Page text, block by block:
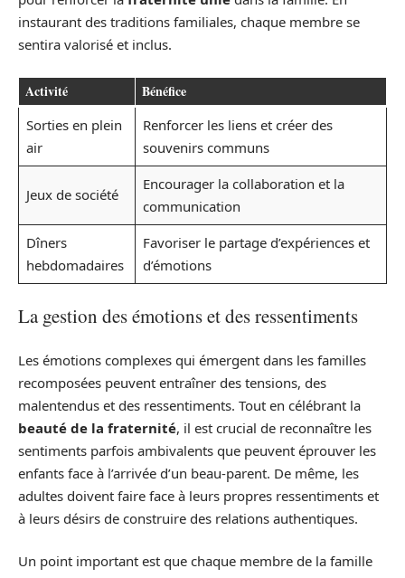
instaurant des traditions familiales, chaque membre se
sentira valorisé et inclus.
Activité Bénéfice
Sorties en plein
air
Renforcer les liens et créer des
souvenirs communs
Jeux de société
Encourager la collaboration et la
communication
Dîners
hebdomadaires
Favoriser le partage d’expériences et
d’émotions
La gestion des émotions et des ressentiments
Les émotions complexes qui émergent dans les familles
recomposées peuvent entraîner des tensions, des
malentendus et des ressentiments. Tout en célébrant la
beauté de la fraternité, il est crucial de reconnaître les
sentiments parfois ambivalents que peuvent éprouver les
enfants face à l’arrivée d’un beau-parent. De même, les
adultes doivent faire face à leurs propres ressentiments et
à leurs désirs de construire des relations authentiques.
Un point important est que chaque membre de la famille